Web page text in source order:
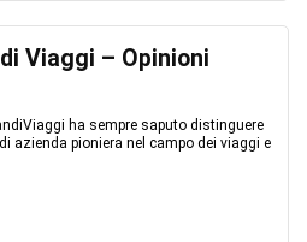
Viaggi – Opinioni
ha sempre saputo distinguere
azienda pioniera nel campo dei viaggi e